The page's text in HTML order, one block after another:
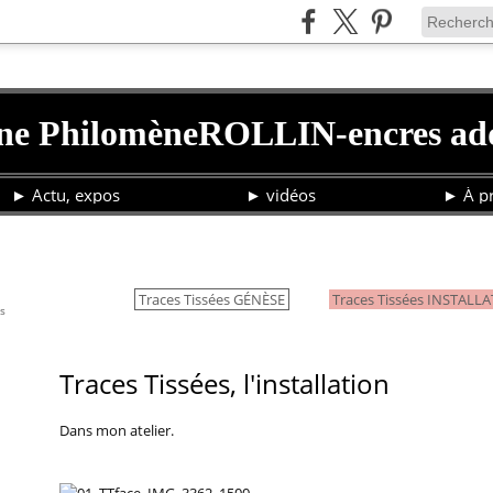
PhilomèneROLLIN-encres
► Actu, expos ► vidéos ► À
Traces Tissées GÉNÈSE Traces Tissées
Traces Tissées, l'installation
Dans mon atelier.